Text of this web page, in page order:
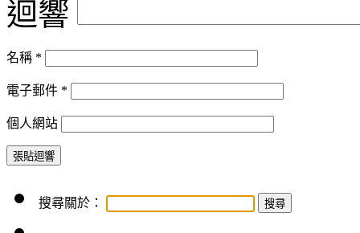
迴響
名稱 *
電子郵件 *
個人網站
搜尋關於：